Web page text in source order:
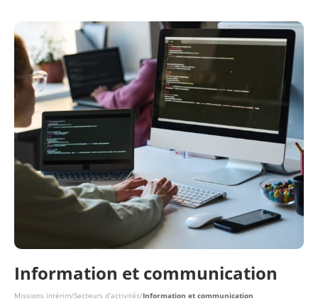
Information et communication
Missions intérim/Secteurs d’activités/Information et communication